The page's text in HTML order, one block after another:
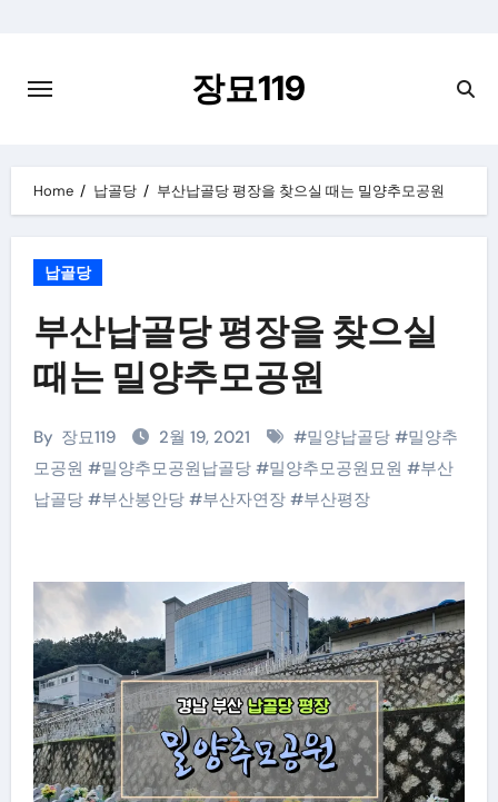
content
장묘119
Home 납골당 부산납골당 평장을 찾으실 때는 밀양추모공원
납골당
부산납골당 평장을 찾으실
때는 밀양추모공원
By 장묘119 2월 19, 2021 #밀양납골당 #밀양추
모공원 #밀양추모공원납골당#밀양추모공원묘원 #부산
납골당#부산봉안당#부산자연장#부산평장